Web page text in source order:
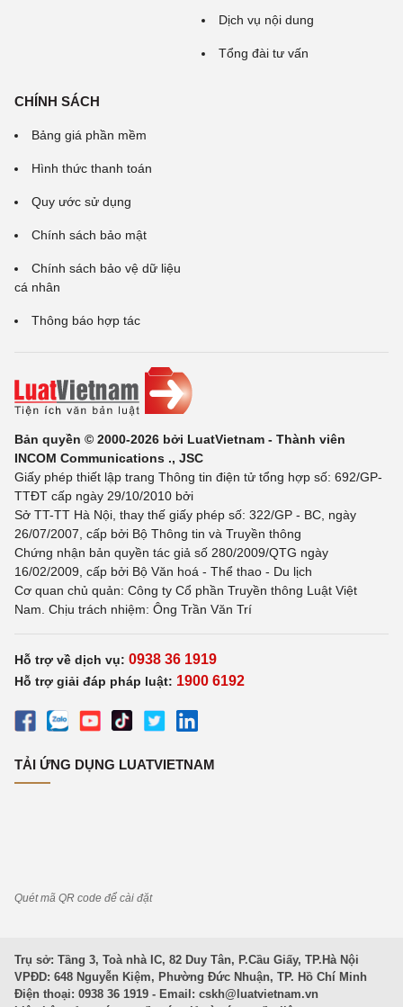
Dịch vụ nội dung
Tổng đài tư vấn
CHÍNH SÁCH
Bảng giá phần mềm
Hình thức thanh toán
Quy ước sử dụng
Chính sách bảo mật
Chính sách bảo vệ dữ liệu
cá nhân
Thông báo hợp tác
Bản quyền © 2000-2026 bởi LuatVietnam - Thành viên
INCOM Communications ., JSC
Giấy phép thiết lập trang Thông tin điện tử tổng hợp số: 692/GP-
TTĐT cấp ngày 29/10/2010 bởi
Sở TT-TT Hà Nội, thay thế giấy phép số: 322/GP - BC, ngày
26/07/2007, cấp bởi Bộ Thông tin và Truyền thông
Chứng nhận bản quyền tác giả số 280/2009/QTG ngày
16/02/2009, cấp bởi Bộ Văn hoá - Thể thao - Du lịch
Cơ quan chủ quản: Công ty Cổ phần Truyền thông Luật Việt
Nam. Chịu trách nhiệm: Ông Trần Văn Trí
Hỗ trợ về dịch vụ: 0938 36 1919
Hỗ trợ giải đáp pháp luật: 1900 6192
TẢI ỨNG DỤNG LUATVIETNAM
Quét mã QR code để cài đặt
Trụ sở: Tầng 3, Toà nhà IC, 82 Duy Tân, P.Cầu Giấy, TP.Hà Nội
VPĐD: 648 Nguyễn Kiệm, Phường Đức Nhuận, TP. Hồ Chí Minh
Điện thoại: 0938 36 1919 - Email: cskh@luatvietnam.vn